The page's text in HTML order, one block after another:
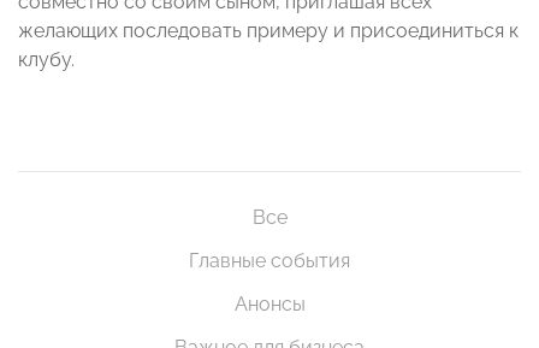
желающих последовать примеру и присоединиться к
клубу.
Все
Главные события
Анонсы